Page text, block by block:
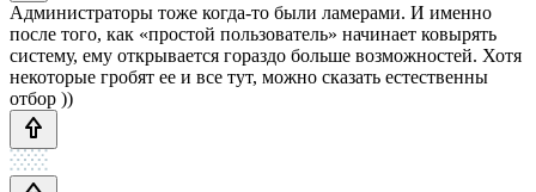
Администраторы тоже когда-то были ламерами. И именно
после того, как «простой пользователь» начинает ковырять
систему, ему открывается гораздо больше возможностей. Хотя
некоторые гробят ее и все тут, можно сказать естественны
отбор ))